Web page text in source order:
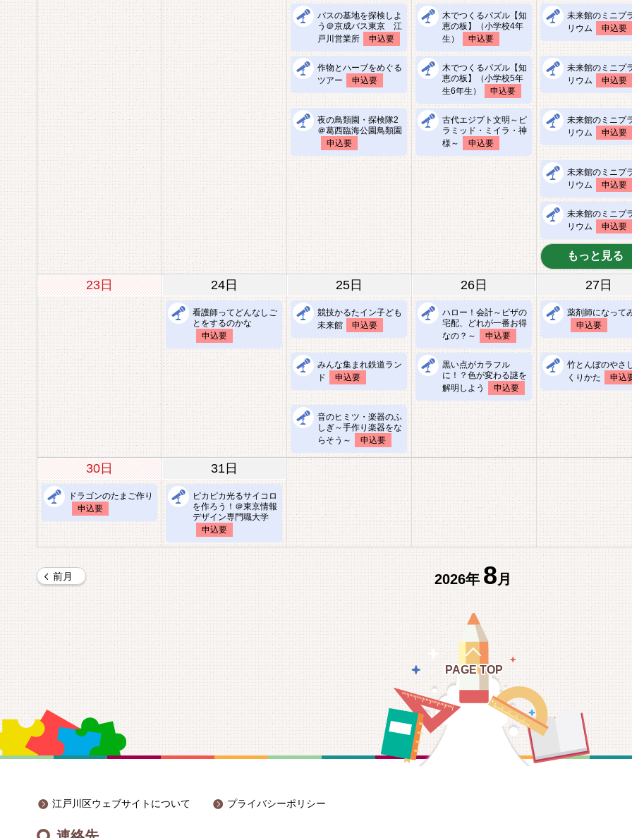
バスの基地を探検しよ
う＠京成バス東京 江
戸川営業所
申込要
木でつくるパズル【知
恵の板】（小学校4年
生）
申込要
未来館のミニプ
リウム
申込要
作物とハーブをめぐる
ツアー
申込要
木でつくるパズル【知
恵の板】（小学校5年
生6年生）
申込要
未来館のミニプ
リウム
申込要
夜の鳥類園・探検隊2
＠葛西臨海公園鳥類園
申込要
古代エジプト文明～ピ
ラミッド・ミイラ・神
様～
申込要
未来館のミニプ
リウム
申込要
未来館のミニプ
リウム
申込要
未来館のミニプ
リウム
申込要
もっと見る
23日 24日 25日 26日 27日
看護師ってどんなしご
とをするのかな
申込要
競技かるたイン子ども
未来館
申込要
ハロー！会計～ピザの
宅配、どれが一番お得
なの？～
申込要
薬剤師になって
申込要
みんな集まれ鉄道ラン
ド
申込要
黒い点がカラフル
に！？色が変わる謎を
解明しよう
申込要
竹とんぼのやさ
くりかた
申込
音のヒミツ・楽器のふ
しぎ～手作り楽器をな
らそう～
申込要
30日 31日
ドラゴンのたまご作り
申込要
ピカピカ光るサイコロ
を作ろう！＠東京情報
デザイン専門職大学
申込要
前月 2026年 8月
江戸川区ウェブサイトについて プライバシーポリシー
PAGE TOP